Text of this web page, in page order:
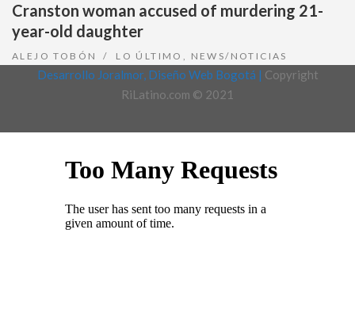
Cranston woman accused of murdering 21-
year-old daughter
ALEJO TOBÓN LO ÚLTIMO , NEWS/NOTICIAS
Desarrollo Joralmor, Diseño Web Bogotá | Copyright
RiLatino.com © 2021